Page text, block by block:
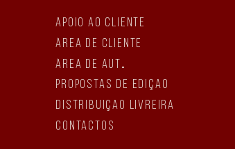
Apoio ao Cliente
Área de Cliente
Área de Autor
Propostas de Edição
Distribuição Livreira
Contactos